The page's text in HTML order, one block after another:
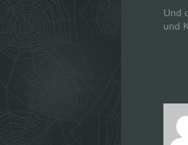
t
Und
und